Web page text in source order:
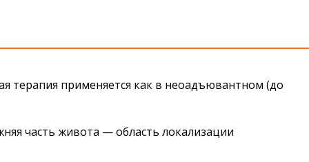
терапия применяется как в неоадъювантном (до
часть живота — область локализации